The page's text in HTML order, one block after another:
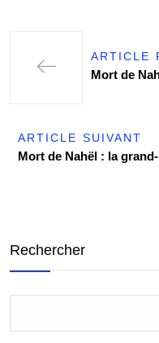
ARTICLE
Mort de
ARTICLE SUIVANT
Mort de Nahël : la
Rechercher